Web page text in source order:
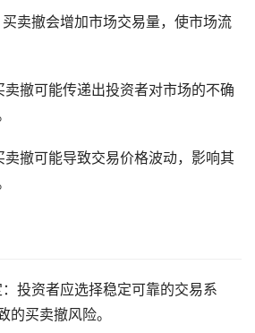
卖撤会增加市场交易量，使市场流
撤可能传递出投资者对市场的不确
撤可能导致交易价格波动，影响其
投资者应选择稳定可靠的交易系
买卖撤风险。